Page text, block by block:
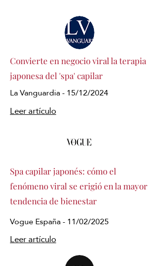
Convierte en negocio viral la terapia
japonesa del 'spa' capilar
La Vanguardia - 15/12/2024
Leer artículo
Spa capilar japonés: cómo el
fenómeno viral se erigió en la mayor
tendencia de bienestar
Vogue España - 11/02/2025
Leer artículo